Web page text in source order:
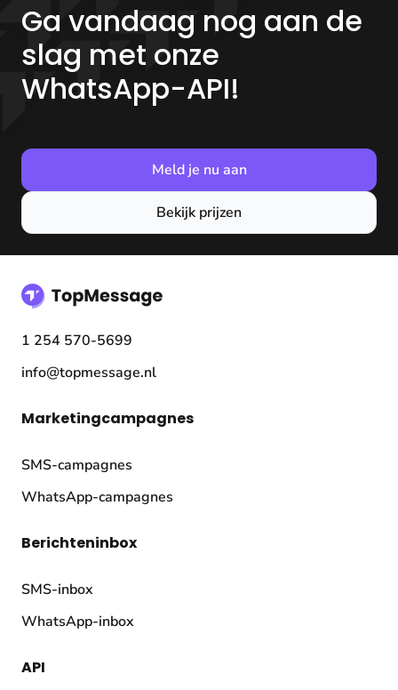
Ga vandaag nog aan de
slag met onze
WhatsApp-API!
Meld je nu aan
Bekijk prijzen
1 254 570-5699
info@topmessage.nl
Marketingcampagnes
SMS-campagnes
WhatsApp-campagnes
Berichteninbox
SMS-inbox
WhatsApp-inbox
API